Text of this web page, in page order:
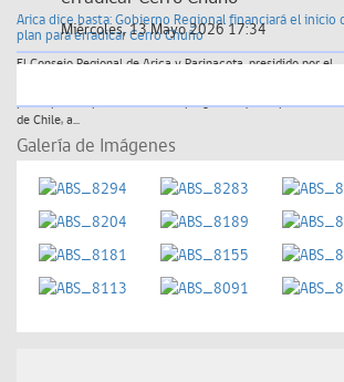
Arica dice basta: Gobierno Regional financiará el inicio
plan para erradicar Cerro Chuño
El Consejo Regional de Arica y Parinacota, presidido por el
de Chile, a...
Miércoles, 13 Mayo 2026 17:34
Galería de Imágenes